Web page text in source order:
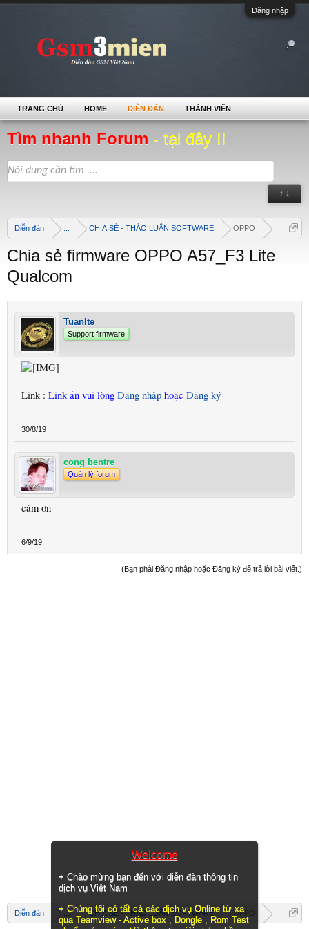
Đăng nhập
Tìm nhanh Forum - tại đây !!
↑ ↓
Diễn đàn CHIA SẺ - THẢO LUẬN SOFTWARE OPPO
Welcome
+ Chào mừng bạn đến với diễn đàn thông tin
dịch vụ Việt Nam
+ Chúng tôi có tất cả các dịch vụ Online từ xa
qua Teamview - Active box , Dongle , Rom Test
Chia sẻ firmware OPPO A57_F3 Lite
Qualcom
Tuanlte
Support firmware
Link : Link ẩn vui lòng Đăng nhập hoặc Đăng ký
30/8/19
cong bentre
Quản lý forum
cám ơn
6/9/19
(Bạn phải Đăng nhập hoặc Đăng ký để trả lời bài viết.)
Diễn đàn ... CHIA SẺ - THẢO LUẬN SOFTWARE OPPO
TRANG CHỦ HOME DIỄN ĐÀN THÀNH VIÊN